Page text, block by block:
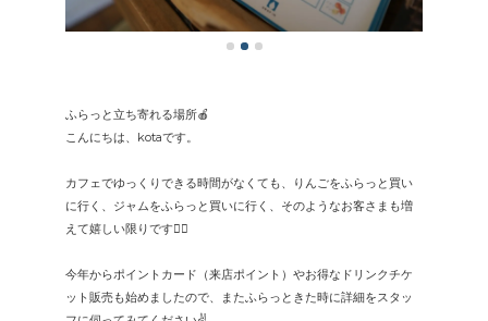
ふらっと立ち寄れる場所🍎
こんにちは、kotaです。
カフェでゆっくりできる時間がなくても、りんごをふらっと買い
に行く、ジャムをふらっと買いに行く、そのようなお客さまも増
えて嬉しい限りです🙆‍♂️
今年からポイントカード（来店ポイント）やお得なドリンクチケ
ット販売も始めましたので、またふらっときた時に詳細をスタッ